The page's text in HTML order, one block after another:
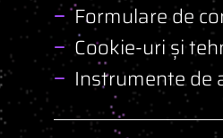
Formulare de
Cookie-uri și
Instrumente de